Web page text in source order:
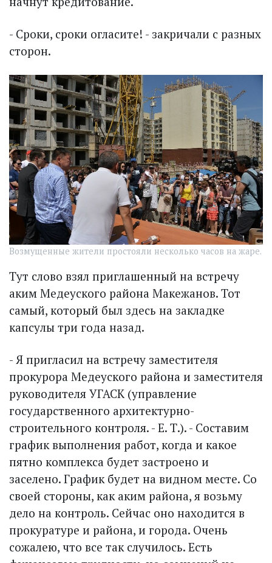
- Сроки, сроки огласите! - закричали с разных
сторон.
Возмущенные жители простояли несколько часов на жаре.
Тут слово взял приглашенный на встречу
аким Медеуского района Макежанов. Тот
самый, который был здесь на закладке
капсулы три года назад.
- Я пригласил на встречу заместителя
прокурора Медеуского района и заместителя
руководителя УГАСК (управление
государственного архитектурно-
строительного контроля. - Е. Т.). - Составим
график выполнения работ, когда и какое
пятно комплекса будет застроено и
заселено. График будет на видном месте. Со
своей стороны, как аким района, я возьму
дело на контроль. Сейчас оно находится в
прокуратуре и района, и города. Очень
сожалею, что все так случилось. Есть